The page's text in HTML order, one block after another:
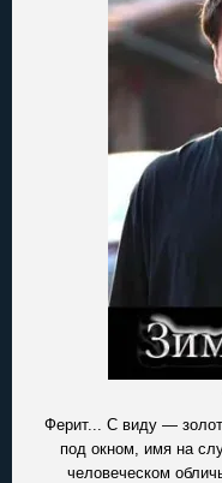
Ферит... С виду —
под окном, имя на
человеческом